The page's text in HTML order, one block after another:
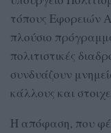
τόπους Εφορειών
πλούσιο
πολιτιστικές
συνδυάζουν
κάλλους και
Η απόφαση, που